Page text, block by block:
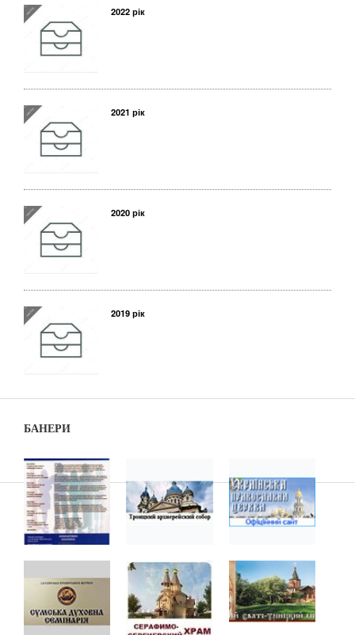
2022 рік
2021 рік
2020 рік
2019 рік
БАНЕРИ